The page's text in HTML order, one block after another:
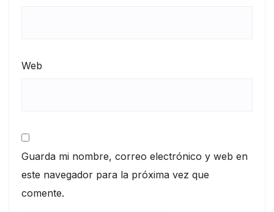
Web
Guarda mi nombre, correo electrónico y web en
este navegador para la próxima vez que
comente.